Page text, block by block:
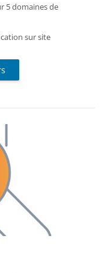
5 domaines de
sur site